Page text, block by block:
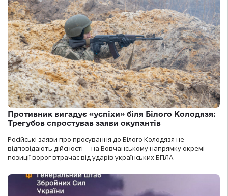
Противник вигадує «успіхи» біля Білого Колодязя:
Трегубов спростував заяви окупантів
Російські заяви про просування до Білого Колодязя не
відповідають дійсності— на Вовчанському напрямку окремі
позиції ворог втрачає від ударів українських БПЛА.